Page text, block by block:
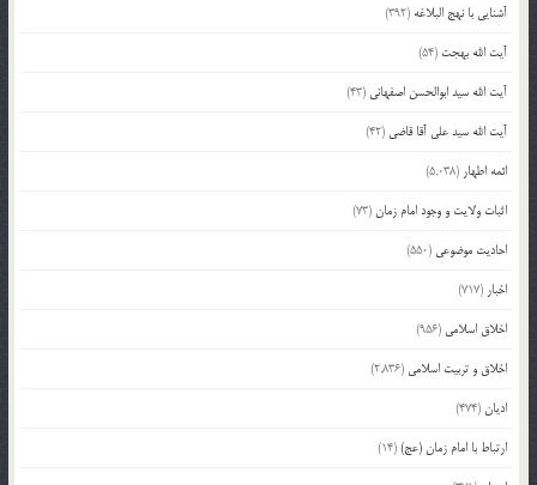
آشنایی با نهج البلاغه (392)
آیت الله بهجت (54)
آیت الله سید ابوالحسن اصفهانی (43)
آیت الله سید علی آقا قاضی (42)
ائمه اطهار (5,038)
اثبات ولایت و وجود امام زمان(73)
احادیث موضوعی (550)
اخبار (717)
اخلاق اسلامی (956)
اخلاق و تربیت اسلامی (2,836)
ادیان(474)
ارتباط با امام زمان (عج)(14)